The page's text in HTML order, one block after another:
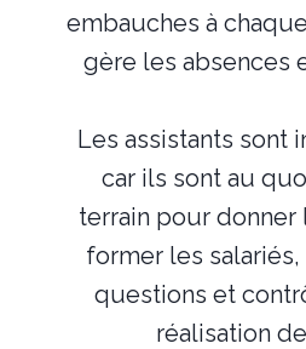
embauches à
gère les absences
Les assistants sont
car ils sont au
terrain pour donner
former les
questions et
réalisation